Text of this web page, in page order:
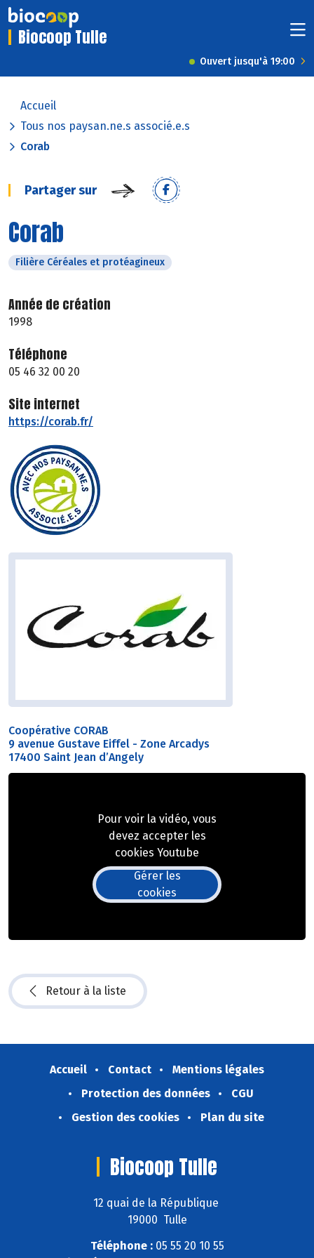
Biocoop Tulle
Ouvert jusqu'à 19:00
Accueil
Tous nos paysan.ne.s associé.e.s
Corab
Partager sur
Corab
Filière Céréales et protéagineux
Année de création
1998
Téléphone
05 46 32 00 20
Site internet
https://corab.fr/
Coopérative CORAB
9 avenue Gustave Eiffel - Zone Arcadys
17400 Saint Jean d’Angely
Pour voir la vidéo, vous
devez accepter les
cookies Youtube
Gérer les
cookies
Retour à la liste
Accueil Contact
Mentions légales
Protection des données
CGU
Gestion des cookies
Plan du site
Biocoop Tulle
12 quai de la République
19000 Tulle
Téléphone :05 55 20 10 55